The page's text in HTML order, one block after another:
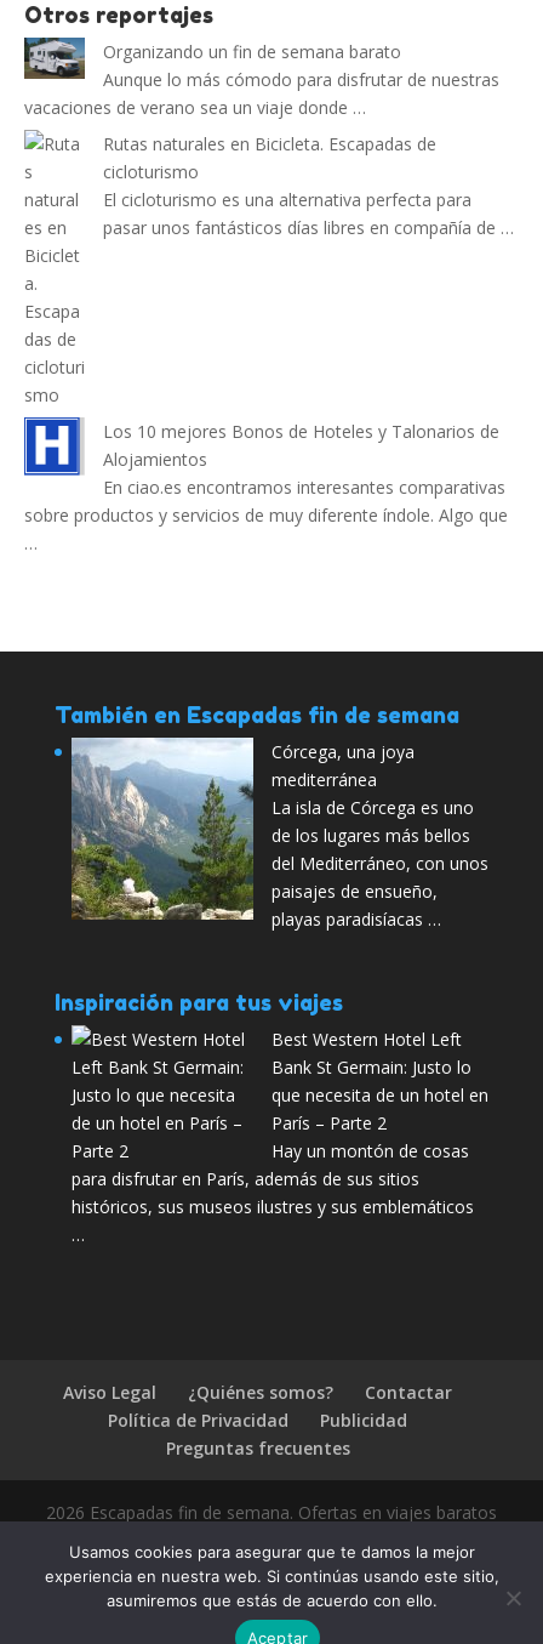
Otros reportajes
Organizando un fin de semana barato
Aunque lo más cómodo para disfrutar de nuestras
vacaciones de verano sea un viaje donde …
Rutas naturales en Bicicleta. Escapadas de
cicloturismo
El cicloturismo es una alternativa perfecta para
pasar unos fantásticos días libres en compañía de …
Los 10 mejores Bonos de Hoteles y Talonarios de
Alojamientos
En ciao.es encontramos interesantes comparativas
sobre productos y servicios de muy diferente índole. Algo que
…
También en Escapadas fin de semana
Córcega, una joya
mediterránea
La isla de Córcega es uno
de los lugares más bellos
del Mediterráneo, con unos
paisajes de ensueño,
playas paradisíacas …
Inspiración para tus viajes
Best Western Hotel Left
Bank St Germain: Justo lo
que necesita de un hotel en
París – Parte 2
Hay un montón de cosas
para disfrutar en París, además de sus sitios
históricos, sus museos ilustres y sus emblemáticos
…
Aviso Legal ¿Quiénes somos?
Contactar
Política de Privacidad
Publicidad
Preguntas frecuentes
2026 Escapadas fin de semana. Ofertas en viajes baratos
Usamos cookies para asegurar que te damos la mejor
experiencia en nuestra web. Si continúas usando este sitio,
asumiremos que estás de acuerdo con ello.
Aceptar